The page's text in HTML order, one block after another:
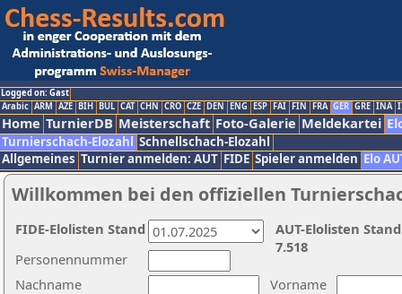
Logged on: Gast
Arabic ARM AZE BIH BUL CAT CHN CRO CZE DEN ENG ESP FAI FIN FRA GER GRE INA
Home TurnierDB Meisterschaft Foto-Galerie Meldekartei
Turnierschach-Elozahl Schnellschach-Elozahl
Allgemeines Turnier anmelden: AUT FIDE Spieler anmelden Elo
Willkommen bei den offiziellen
Nachname
Vorname
Personennummer
AUT-Elolisten
7.518
FIDE-Elolisten Stand